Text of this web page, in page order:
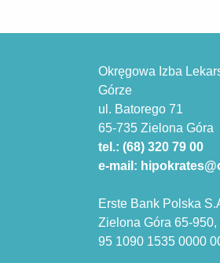
Okręgowa Izba
Górze
ul. Batorego 71
65-735 Zielona Góra
tel.: (68) 320 79 00
e-mail:
Erste Bank Polska
Zielona Góra 65-
95 1090 1535 0000